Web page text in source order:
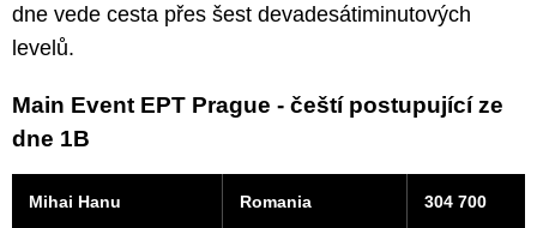
dne vede cesta přes šest devadesátiminutových
levelů.
Main Event EPT Prague - čeští postupující ze
dne 1B
Mihai Hanu Romania 304 700